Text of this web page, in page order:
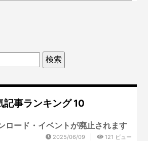
記事ランキング 10
ロード・イベントが廃止されます
2025/06/09 121 ビュー